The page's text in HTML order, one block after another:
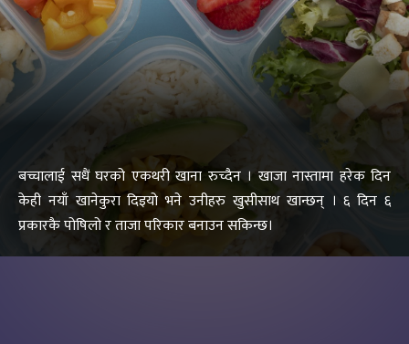
बच्चालाई सधैं घरको एकथरी खाना रुच्दैन । खाजा नास्तामा हरेक दिन
केही नयाँ खानेकुरा दिइयो भने उनीहरु खुसीसाथ खान्छन् । ६ दिन ६
प्रकारकै पोषिलो र ताजा परिकार बनाउन सकिन्छ।